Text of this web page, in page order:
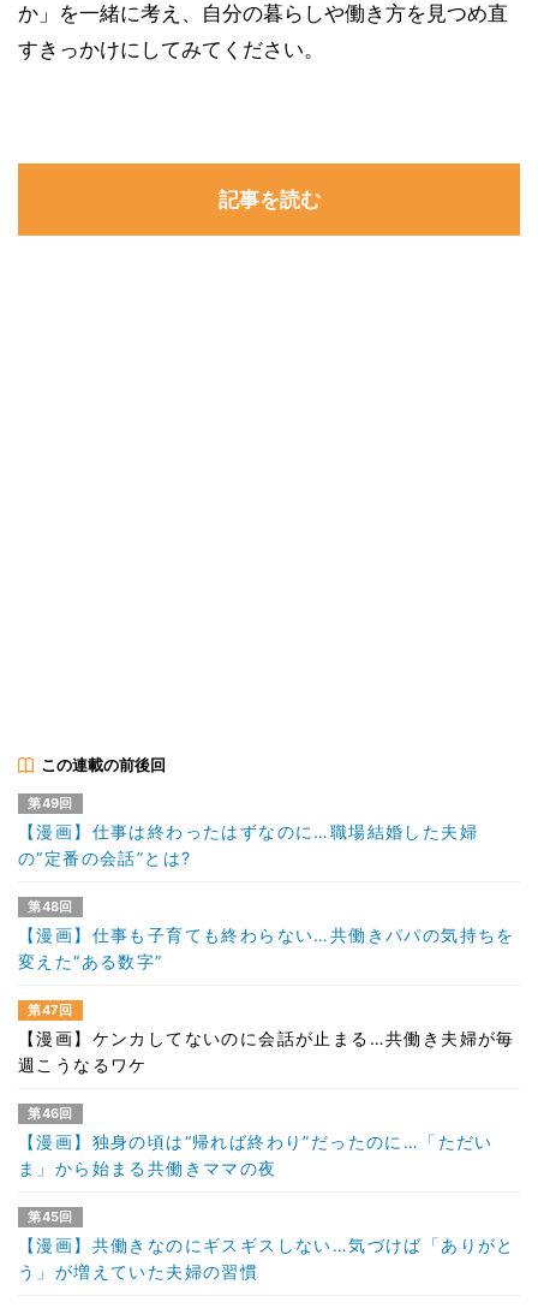
か」を一緒に考え、自分の暮らしや働き方を見つめ直
すきっかけにしてみてください。
記事を読む
この連載の前後回
第49回
【漫画】仕事は終わったはずなのに…職場結婚した夫婦
の“定番の会話”とは?
第48回
【漫画】仕事も子育ても終わらない…共働きパパの気持ちを
変えた“ある数字”
第47回
【漫画】ケンカしてないのに会話が止まる…共働き夫婦が毎
週こうなるワケ
第46回
【漫画】独身の頃は“帰れば終わり”だったのに…「ただい
ま」から始まる共働きママの夜
第45回
【漫画】共働きなのにギスギスしない…気づけば「ありがと
う」が増えていた夫婦の習慣